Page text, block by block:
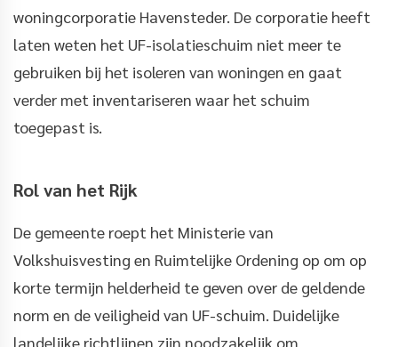
woningcorporatie Havensteder. De corporatie heeft
laten weten het UF-isolatieschuim niet meer te
gebruiken bij het isoleren van woningen en gaat
verder met inventariseren waar het schuim
toegepast is.
Rol van het Rijk
De gemeente roept het Ministerie van
Volkshuisvesting en Ruimtelijke Ordening op om op
korte termijn helderheid te geven over de geldende
norm en de veiligheid van UF-schuim. Duidelijke
landelijke richtlijnen zijn noodzakelijk om